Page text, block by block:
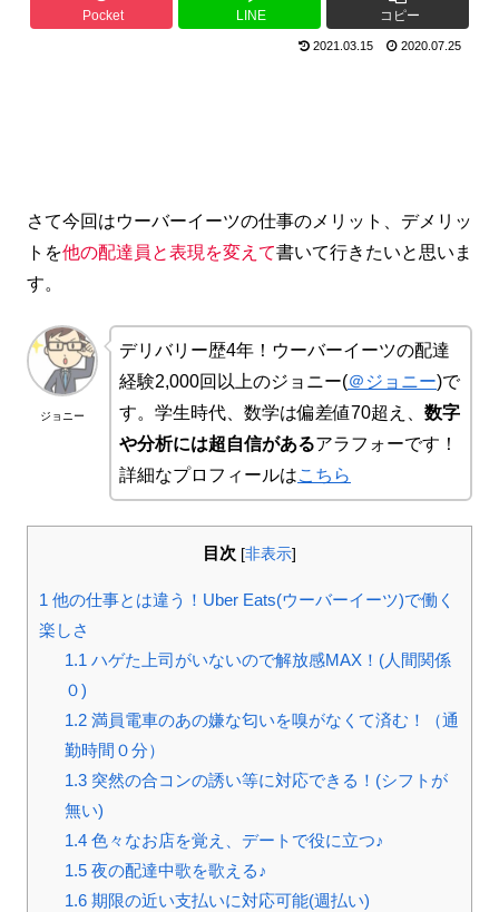
Pocket LINE コピー
2021.03.15 2020.07.25
さて今回はウーバーイーツの仕事のメリット、デメリッ
トを他の配達員と表現を変えて書いて行きたいと思いま
す。
ジョニー
デリバリー歴4年！ウーバーイーツの配達
経験2,000回以上のジョニー(＠ジョニー)で
す。学生時代、数学は偏差値70超え、 数字
や分析には超自信があるアラフォーです！
詳細なプロフィールはこちら
目次 [非表示]
1 他の仕事とは違う！Uber Eats(ウーバーイーツ)で働く
楽しさ
1.1 ハゲた上司がいないので解放感MAX！(人間関係
０)
1.2満員電車のあの嫌な匂いを嗅がなくて済む！（通
勤時間０分）
1.3突然の合コンの誘い等に対応できる！(シフトが
無い)
1.4色々なお店を覚え、デートで役に立つ♪
1.5夜の配達中歌を歌える♪
1.6期限の近い支払いに対応可能(週払い)